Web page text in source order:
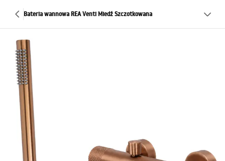
Bateria wannowa REA Venti Miedź Szczotkowana